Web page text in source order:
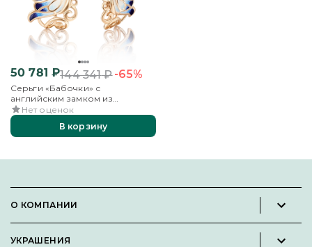
50 781 ₽144 341₽-65%
Серьги «Бабочки» с
английским замком из
красного золота с эмалью
Нет оценок
В корзину
О КОМПАНИИ
УКРАШЕНИЯ